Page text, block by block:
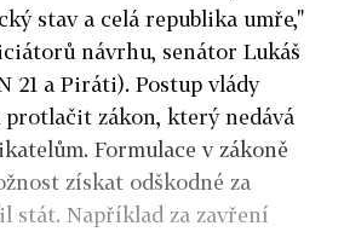
stav a celá republika umře,"
návrhu, senátor Lukáš
21 a Piráti). Postup vlády
zákon, který nedává
Formulace v zákoně
získat odškodné za
stát. Například za zavření